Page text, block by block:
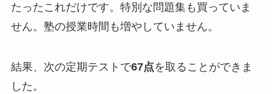
たったこれだけです。特別な問題集も買っていま
せん。塾の授業時間も増やしていません。
結果、次の定期テストで67点を取ることができま
した。